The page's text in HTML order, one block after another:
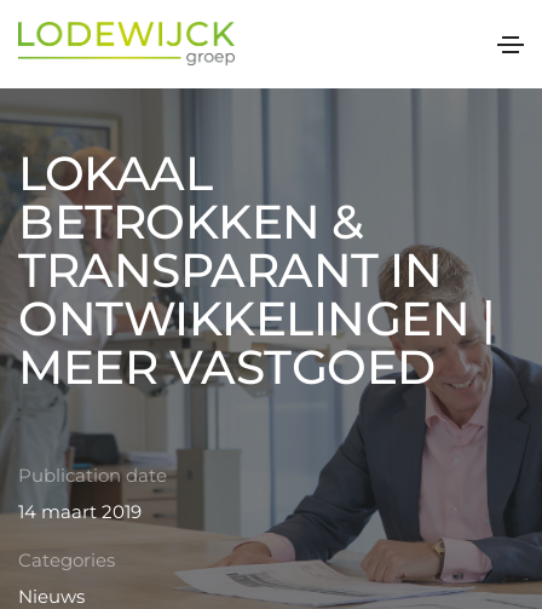
LOKAAL
BETROKKEN &
TRANSPARANT IN
ONTWIKKELINGEN |
MEER VASTGOED
Publication date
14 maart 2019
Categories
Nieuws